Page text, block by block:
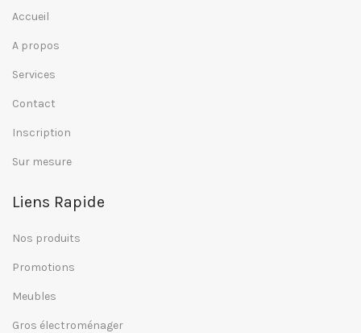
Accueil
A propos
Services
Contact
Inscription
Sur mesure
Liens Rapide
Nos produits
Promotions
Meubles
Gros électroménager